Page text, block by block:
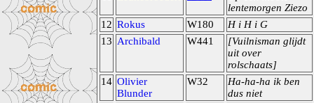
lentemorgen Ziezo
12 Rokus W180
H i H i G
13 Archibald W441
[Vuilnisman glijdt
uit over
rolschaats]
14 Olivier
Blunder
W32
Ha-ha-ha ik ben
dus niet